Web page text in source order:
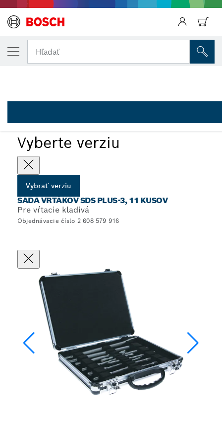
Hľadať
Vyberte verziu
Vybrať verziu
SADA VRTÁKOV SDS PLUS-3, 11 KUSOV
Pre vŕtacie kladivá
Objednávacie číslo 2 608 579 916
VYBRANÁ VERZIA
11-dielna sada príklepových vrtákov a
2 608 579 916